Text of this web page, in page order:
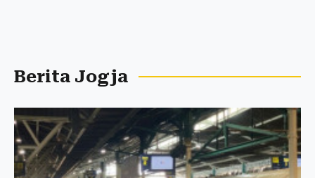
Berita Jogja